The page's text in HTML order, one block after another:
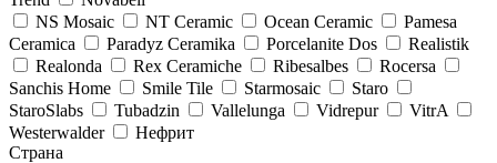
NS Mosaic
NT Ceramic Ocean Ceramic
Pamesa
Ceramica
Paradyz Сeramika Porcelanite Dos
Realistik
Realonda
Rex Ceramiche Ribesalbes
Rocersa
Sanchis Home
Smile Tile Starmosaic
Staro
StaroSlabs
Tubadzin Vallelunga Vidrepur
VitrA
Westerwalder
Нефрит
Страна